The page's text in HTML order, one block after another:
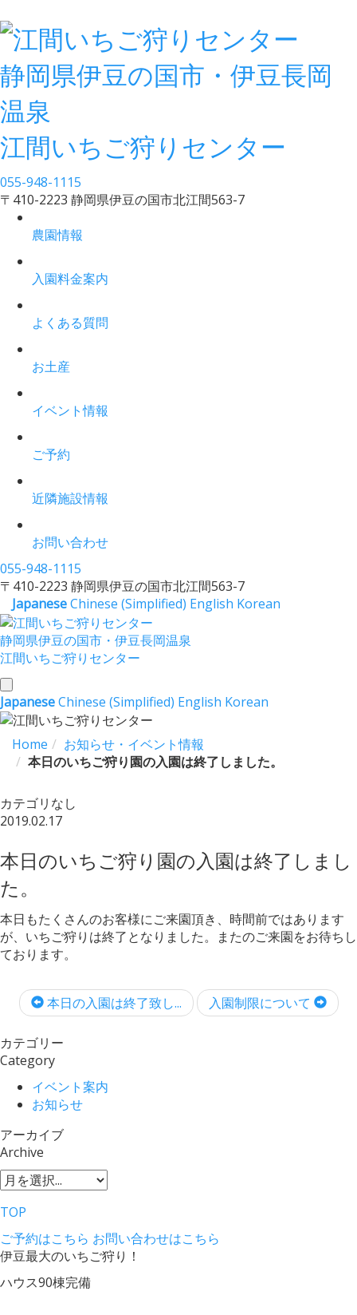
静岡県伊豆の国市・伊豆長岡
温泉
江間いちご狩りセンター
055-948-1115
〒410-2223 静岡県伊豆の国市北江間563-7
農園情報
入園料金案内
よくある質問
お土産
イベント情報
ご予約
近隣施設情報
お問い合わせ
055-948-1115
〒410-2223 静岡県伊豆の国市北江間563-7
JapaneseChinese (Simplified) English Korean
静岡県伊豆の国市・伊豆長岡温泉
江間いちご狩りセンター
toggle
navigation
JapaneseChinese (Simplified) English Korean
Home
お知らせ・イベント情報
本日のいちご狩り園の入園は終了しました。
カテゴリなし
2019.02.17
本日のいちご狩り園の入園は終了しまし
た。
本日もたくさんのお客様にご来園頂き、時間前ではあります
が、いちご狩りは終了となりました。またのご来園をお待ちし
ております。
本日の入園は終了致し... 入園制限について
カテゴリー
Category
イベント案内
お知らせ
アーカイブ
Archive
TOP
ご予約はこちら お問い合わせはこちら
伊豆最大のいちご狩り！
ハウス90棟完備